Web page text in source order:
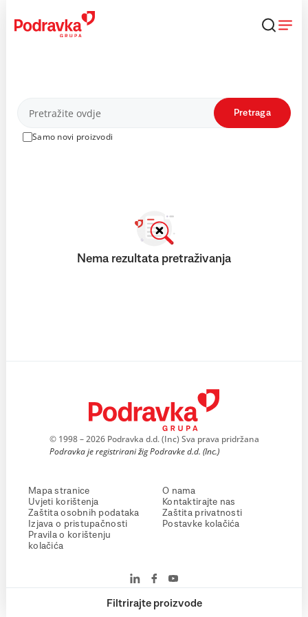
content
Proizvodi
Samo novi proizvodi
Pretraga
Filtrirajte proizvode
Nema rezultata pretraživanja
© 1998 – 2026 Podravka d.d. (Inc) Sva prava pridržana
Podravka je registrirani žig Podravke d.d. (Inc.)
Mapa stranice
Uvjeti korištenja
Zaštita osobnih podataka
Izjava o pristupačnosti
Pravila o korištenju
kolačića
O nama
Kontaktirajte nas
Zaštita privatnosti
Postavke kolačića